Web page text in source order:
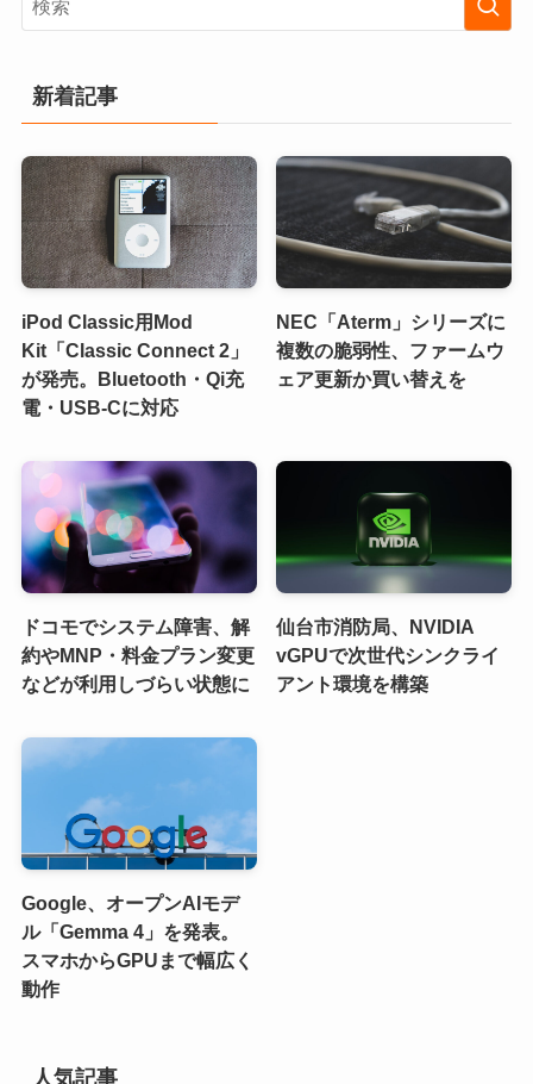
新着記事
iPod Classic用Mod
Kit「Classic Connect 2」
が発売。Bluetooth・Qi充
電・USB-Cに対応
NEC「Aterm」シリーズに
複数の脆弱性、ファームウ
ェア更新か買い替えを
ドコモでシステム障害、解
約やMNP・料金プラン変更
などが利用しづらい状態に
仙台市消防局、NVIDIA
vGPUで次世代シンクライ
アント環境を構築
Google、オープンAIモデ
ル「Gemma 4」を発表。
スマホからGPUまで幅広く
動作
人気記事